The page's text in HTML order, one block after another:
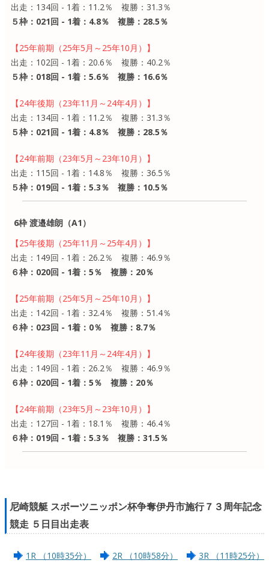
出走：134回 - 1着：11.2％ 複勝：31.3％
５枠：021回 - 1着：4.8％ 複勝：28.5％
【25年前期（25年5月～25年10月）】
出走：102回 - 1着：20.6％ 複勝：40.2％
５枠：018回 - 1着：5.6％ 複勝：16.6％
【24年後期（23年11月～24年4月）】
出走：134回 - 1着：11.2％ 複勝：31.3％
５枠：021回 - 1着：4.8％ 複勝：28.5％
【24年前期（23年5月～23年10月）】
出走：115回 - 1着：14.8％ 複勝：36.5％
５枠：019回 - 1着：5.3％ 複勝：10.5％
6枠 渡邉雄朗（A1）
【25年後期（25年11月～25年4月）】
出走：149回 - 1着：26.2％ 複勝：46.9％
６枠：020回 - 1着：5％ 複勝：20％
【25年前期（25年5月～25年10月）】
出走：142回 - 1着：32.4％ 複勝：51.4％
６枠：023回 - 1着：0％ 複勝：8.7％
【24年後期（23年11月～24年4月）】
出走：149回 - 1着：26.2％ 複勝：46.9％
６枠：020回 - 1着：5％ 複勝：20％
【24年前期（23年5月～23年10月）】
出走：127回 - 1着：18.1％ 複勝：46.4％
６枠：019回 - 1着：5.3％ 複勝：31.5％
尼崎競艇 スポーツニッポン杯争奪伊丹市施行７３周年記念
競走 ５日目出走表
1R （10時35分） 2R （10時58分） 3R （11時25分）